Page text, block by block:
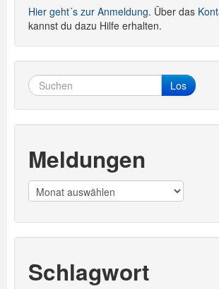
Hier geht´s zur Anmeldung. Über das
kannst du dazu Hilfe erhalten.
Los
Meldungen
Meldungen
Schlagwort